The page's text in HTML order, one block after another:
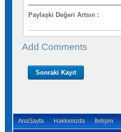
Paylaşki Değeri Artsın :
Add Comments
Sonraki Kayıt
AnaSayfa Hakkımızda İletişim